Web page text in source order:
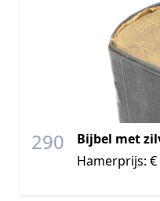
290
Bijbel met
Hamerprijs: €